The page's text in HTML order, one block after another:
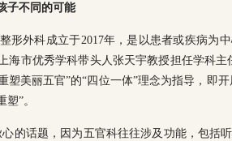
子不同的可能
形外科成立于2017年，是以患者或疾病为
海市优秀学科带头人张天宇教授担任学科主
美丽五官”的“四位一体”理念为指导，即
”。
的话题，因为五官科往往涉及功能，包括